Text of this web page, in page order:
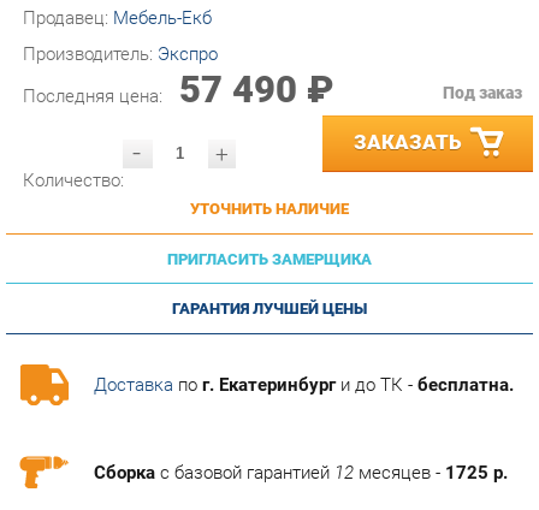
Производитель:Экспро
Последняя цена: 57 490 ₽
- ЗАКАЗАТЬ
УТОЧНИТЬ НАЛИЧИЕ
ПРИГЛАСИТЬ ЗАМЕРЩИКА
ГАРАНТИЯ ЛУЧШЕЙ ЦЕНЫ
Доставкапог. Екатеринбурги до ТК -бесплатна.